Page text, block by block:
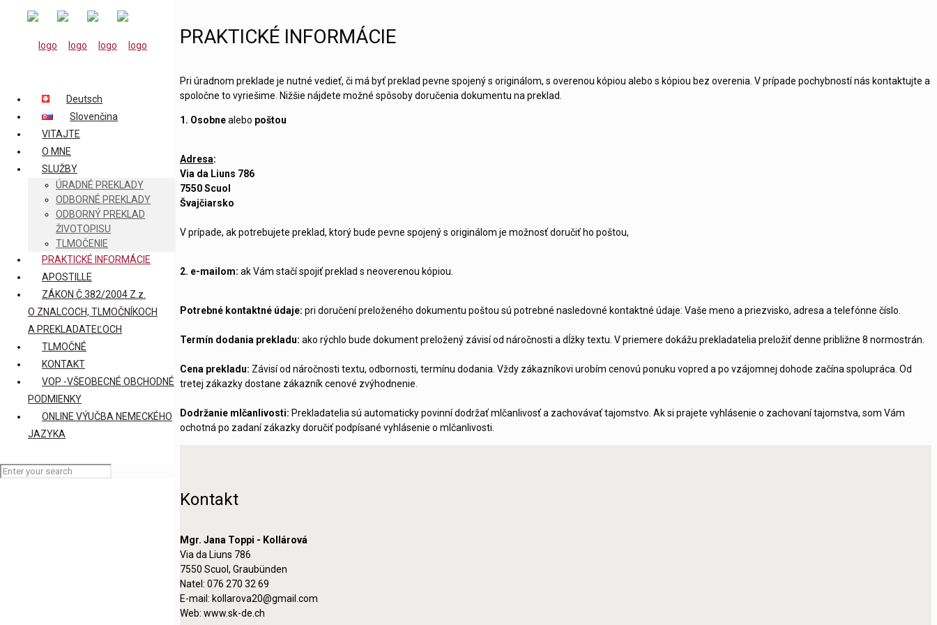
Deutsch
Slovenčina
VITAJTE
O MNE
SLUŽBY
ÚRADNÉ PREKLADY
ODBORNÉ PREKLADY
ODBORNÝ PREKLAD
ŽIVOTOPISU
TLMOČENIE
PRAKTICKÉ INFORMÁCIE
APOSTILLE
ZÁKON Č.382/2004 Z.z.
O ZNALCOCH, TLMOČNÍKOCH
A PREKLADATEĽOCH
TLMOČNÉ
KONTAKT
VOP -VŠEOBECNÉ OBCHODNÉ
PODMIENKY
ONLINE VÝUČBA NEMECKÉHO
JAZYKA
PRAKTICKÉ INFORMÁCIE
Pri úradnom preklade je nutné vedieť, či má byť preklad pevne spojený s originálom, s overenou kópiou alebo s kópiou bez overenia. V prípade pochybností nás kontaktujte a
spoločne to vyriešime. Nižšie nájdete možné spôsoby doručenia dokumentu na preklad.
1. Osobnealebo poštou
Adresa:
Via da Liuns 786
7550 Scuol
Švajčiarsko
V prípade, ak potrebujete preklad, ktorý bude pevne spojený s originálom je možnosť doručiť ho poštou,
2. e-mailom: ak Vám stačí spojiť preklad s neoverenou kópiou.
Potrebné kontaktné údaje: pri doručení preloženého dokumentu poštou sú potrebné nasledovné kontaktné údaje: Vaše meno a priezvisko, adresa a telefónne číslo.
Termín dodania prekladu: ako rýchlo bude dokument preložený závisí od náročnosti a dĺžky textu. V priemere dokážu prekladatelia preložiť denne približne 8 normostrán.
Cena prekladu: Závisí od náročnosti textu, odbornosti, termínu dodania. Vždy zákazníkovi urobím cenovú ponuku vopred a po vzájomnej dohode začína spolupráca. Od
tretej zákazky dostane zákazník cenové zvýhodnenie.
Dodržanie mlčanlivosti: Prekladatelia sú automaticky povinní dodržať mlčanlivosť a zachovávať tajomstvo. Ak si prajete vyhlásenie o zachovaní tajomstva, som Vám
ochotná po zadaní zákazky doručiť podpísané vyhlásenie o mlčanlivosti.
Kontakt
Mgr. Jana Toppi - Kollárová
Via da Liuns 786
7550 Scuol, Graubünden
Natel: 076 270 32 69
E-mail: kollarova20@gmail.com
Web: www.sk-de.ch